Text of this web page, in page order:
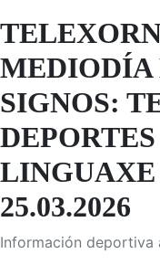
MEDIODÍA
SIGNOS:
LINGUAXE
25.03.2026
Información deportiva